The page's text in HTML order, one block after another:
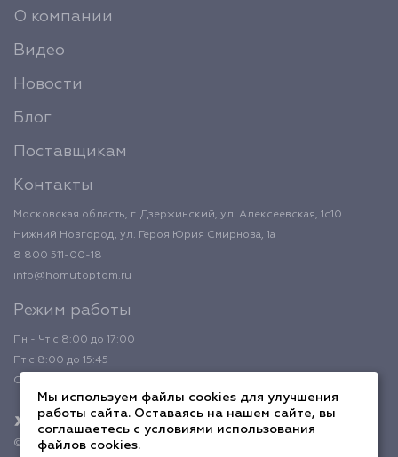
О компании
Видео
Новости
Блог
Поставщикам
Контакты
Московская область, г. Дзержинский, ул. Алексеевская, 1с10
Нижний Новгород, ул. Героя Юрия Смирнова, 1а
8 800 511-00-18
info@homutoptom.ru
Режим работы
Пн - Чт с 8:00 до 17:00
Пт с 8:00 до 15:45
Обед с 12:00 до 12:45
© 2026 ХомутОптом
Мы используем файлы cookies для улучшения
работы сайта. Оставаясь на нашем сайте, вы
соглашаетесь с условиями использования
файлов cookies.